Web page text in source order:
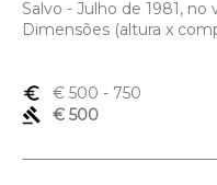
Salvo - Julho de 1981, no
Dimensões (altura x
euro_symbol € 500 - 750
gavel
€ 500